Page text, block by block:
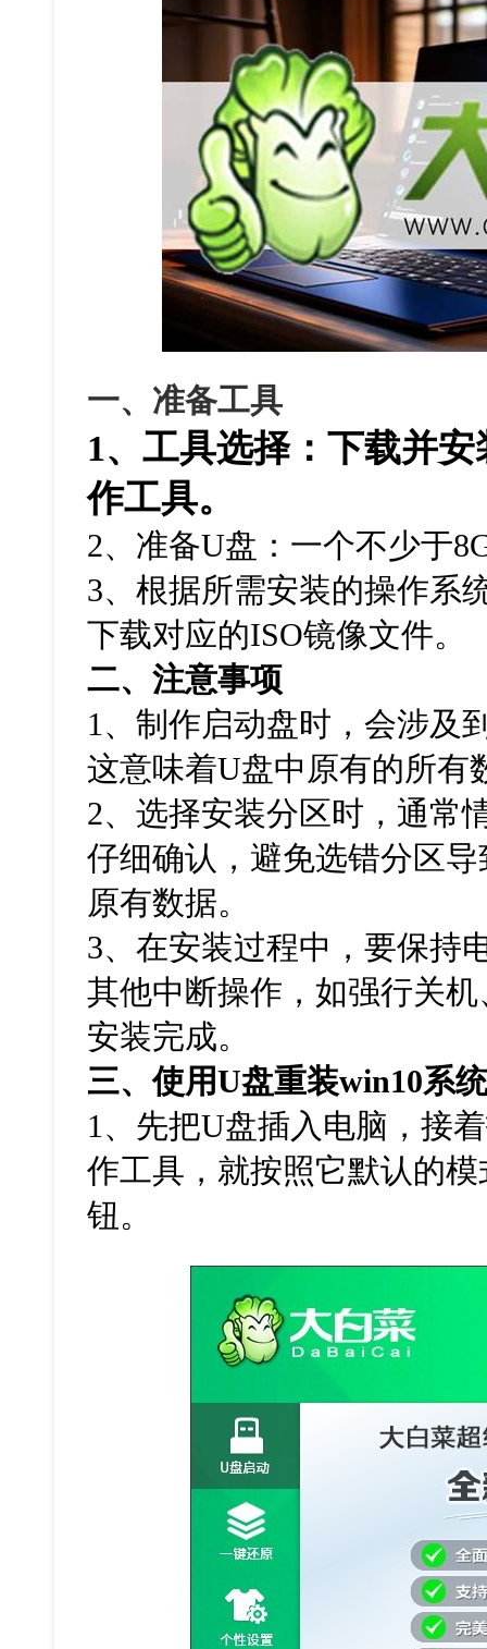
一、准备工具
1、工具选择：下载并安
作工具。
2、准备U盘：一个不少于
3、根据所需安装的操作系
下载对应的ISO镜像文件。
二、注意事项
1、制作启动盘时，会涉及
这意味着U盘中原有的所有
2、选择安装分区时，通常
仔细确认，避免选错分区
原有数据。
3、在安装过程中，要保持
其他中断操作，如强行关
安装完成。
三、使用U盘重装win10系
1、先把U盘插入电脑，接
作工具，就按照它默认的
钮。